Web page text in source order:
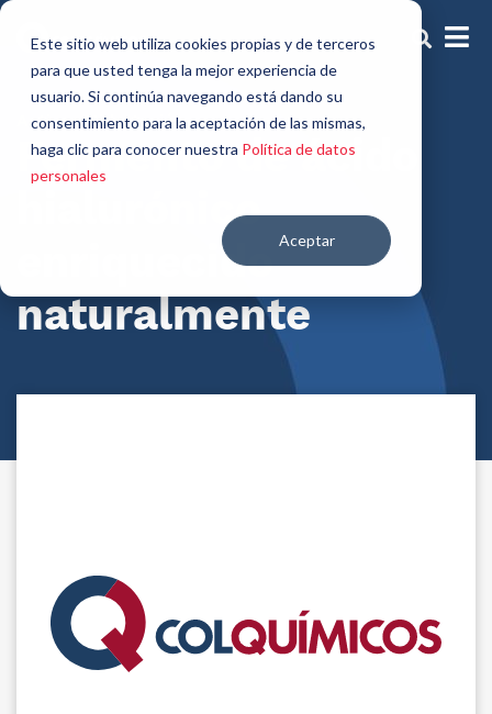
Este sitio web utiliza cookies propias y de terceros
para que usted tenga la mejor experiencia de
usuario. Si continúa navegando está dando su
consentimiento para la aceptación de las mismas,
haga clic para conocer nuestra Política de datos
personales
Aceptar
Activos Hidratación
Fermento de ácido
hialurónico
enriquecido
naturalmente